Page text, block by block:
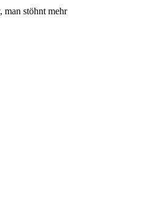
man stöhnt mehr